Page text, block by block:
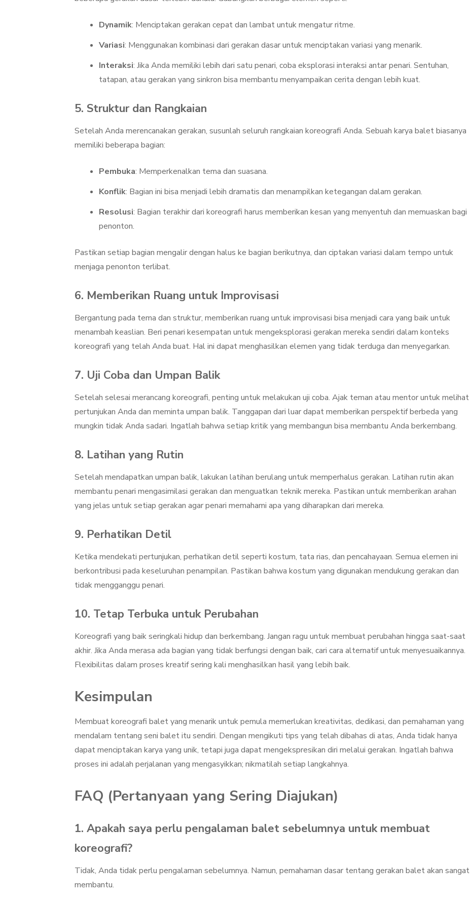
Dynamik: Menciptakan gerakan cepat dan lambat untuk mengatur ritme.
Variasi: Menggunakan kombinasi dari gerakan dasar untuk menciptakan variasi yang menarik.
Interaksi: Jika Anda memiliki lebih dari satu penari, coba eksplorasi interaksi antar penari. Sentuhan,
tatapan, atau gerakan yang sinkron bisa membantu menyampaikan cerita dengan lebih kuat.
5. Struktur dan Rangkaian
Setelah Anda merencanakan gerakan, susunlah seluruh rangkaian koreografi Anda. Sebuah karya balet biasanya
memiliki beberapa bagian:
Pembuka: Memperkenalkan tema dan suasana.
Konflik: Bagian ini bisa menjadi lebih dramatis dan menampilkan ketegangan dalam gerakan.
Resolusi: Bagian terakhir dari koreografi harus memberikan kesan yang menyentuh dan memuaskan bagi
penonton.
Pastikan setiap bagian mengalir dengan halus ke bagian berikutnya, dan ciptakan variasi dalam tempo untuk
menjaga penonton terlibat.
6. Memberikan Ruang untuk Improvisasi
Bergantung pada tema dan struktur, memberikan ruang untuk improvisasi bisa menjadi cara yang baik untuk
menambah keaslian. Beri penari kesempatan untuk mengeksplorasi gerakan mereka sendiri dalam konteks
koreografi yang telah Anda buat. Hal ini dapat menghasilkan elemen yang tidak terduga dan menyegarkan.
7. Uji Coba dan Umpan Balik
Setelah selesai merancang koreografi, penting untuk melakukan uji coba. Ajak teman atau mentor untuk melihat
pertunjukan Anda dan meminta umpan balik. Tanggapan dari luar dapat memberikan perspektif berbeda yang
mungkin tidak Anda sadari. Ingatlah bahwa setiap kritik yang membangun bisa membantu Anda berkembang.
8. Latihan yang Rutin
Setelah mendapatkan umpan balik, lakukan latihan berulang untuk memperhalus gerakan. Latihan rutin akan
membantu penari mengasimilasi gerakan dan menguatkan teknik mereka. Pastikan untuk memberikan arahan
yang jelas untuk setiap gerakan agar penari memahami apa yang diharapkan dari mereka.
9. Perhatikan Detil
Ketika mendekati pertunjukan, perhatikan detil seperti kostum, tata rias, dan pencahayaan. Semua elemen ini
berkontribusi pada keseluruhan penampilan. Pastikan bahwa kostum yang digunakan mendukung gerakan dan
tidak mengganggu penari.
10. Tetap Terbuka untuk Perubahan
Koreografi yang baik seringkali hidup dan berkembang. Jangan ragu untuk membuat perubahan hingga saat-saat
akhir. Jika Anda merasa ada bagian yang tidak berfungsi dengan baik, cari cara alternatif untuk menyesuaikannya.
Flexibilitas dalam proses kreatif sering kali menghasilkan hasil yang lebih baik.
Kesimpulan
Membuat koreografi balet yang menarik untuk pemula memerlukan kreativitas, dedikasi, dan pemahaman yang
mendalam tentang seni balet itu sendiri. Dengan mengikuti tips yang telah dibahas di atas, Anda tidak hanya
dapat menciptakan karya yang unik, tetapi juga dapat mengekspresikan diri melalui gerakan. Ingatlah bahwa
proses ini adalah perjalanan yang mengasyikkan; nikmatilah setiap langkahnya.
FAQ (Pertanyaan yang Sering Diajukan)
1. Apakah saya perlu pengalaman balet sebelumnya untuk membuat
koreografi?
Tidak, Anda tidak perlu pengalaman sebelumnya. Namun, pemahaman dasar tentang gerakan balet akan sangat
membantu.